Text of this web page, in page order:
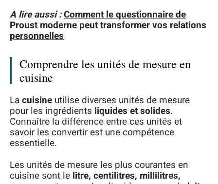
A lire aussi :Comment le questionnaire de
Proust moderne peut transformer vos relations
personnelles
Comprendre les unités de mesure en
cuisine
Lacuisine utilise diverses unités de mesure
pour les ingrédients liquides et solides.
Connaître la différence entre ces unités et
savoir les convertir est une compétence
essentielle.
Les unités de mesure les plus courantes en
cuisine sont le litre, centilitres, millilitres,